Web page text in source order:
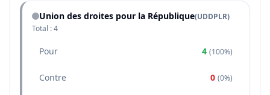
Union des droites pour la République(UDDPLR)
Total :4
Pour 4 (100%)
Contre 0 (0%)